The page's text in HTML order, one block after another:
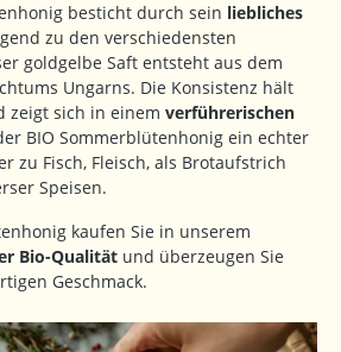
besticht durch sein liebliches
zu den verschiedensten
goldgelbe Saft entsteht aus dem
Ungarns. Die Konsistenz hält
zeigt sich in einem verführerischen
BIO Sommerblütenhonig ein echter
zu Fisch, Fleisch, als Brotaufstrich
Speisen.
kaufen Sie in unserem
Bio-Qualität und überzeugen Sie
Geschmack.